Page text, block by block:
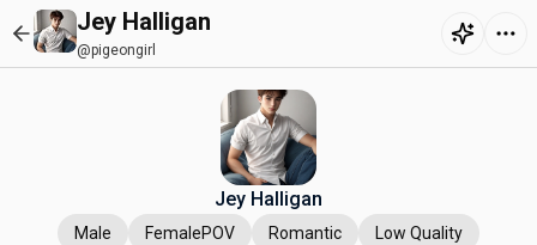
Jey Halligan
@pigeongirl
Jey Halligan
Male FemalePOV Romantic
Low Quality